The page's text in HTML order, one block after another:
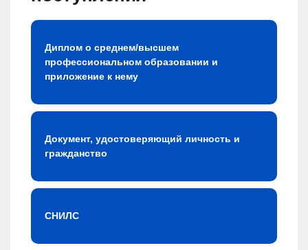
Диплом о среднем/высшем
профессиональном образовании и
приложение к нему
Документ, удостоверяющий личность и
гражданство
СНИЛС